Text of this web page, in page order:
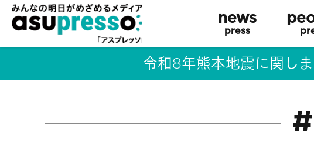
news
press
令和8年熊本地震に関し